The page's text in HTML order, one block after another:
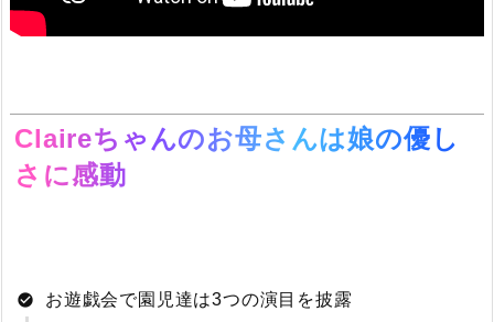
Claireちゃんのお母さんは娘の優し
さに感動
お遊戯会で園児達は3つの演目を披露